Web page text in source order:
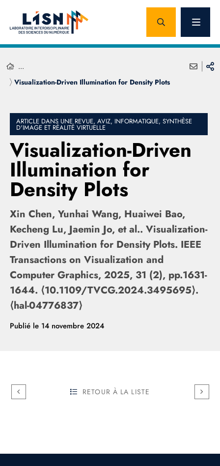
...
Visualization-Driven Illumination for Density Plots
ARTICLE DANS UNE REVUE, AVIZ, INFORMATIQUE, SYNTHÈSE
D'IMAGE ET RÉALITÉ VIRTUELLE
Visualization-Driven
Illumination for
Density Plots
Xin Chen, Yunhai Wang, Huaiwei Bao,
Kecheng Lu, Jaemin Jo, et al.. Visualization-
Driven Illumination for Density Plots. IEEE
Transactions on Visualization and
Computer Graphics, 2025, 31 (2), pp.1631-
1644. ⟨10.1109/TVCG.2024.3495695⟩.
⟨hal-04776837⟩
Publié le 14 novembre 2024
RETOUR À LA LISTE